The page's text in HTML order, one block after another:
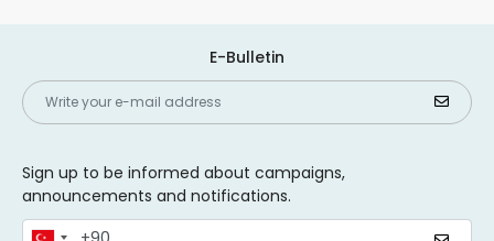
E-Bulletin
Sign up to be informed about campaigns,
announcements and notifications.